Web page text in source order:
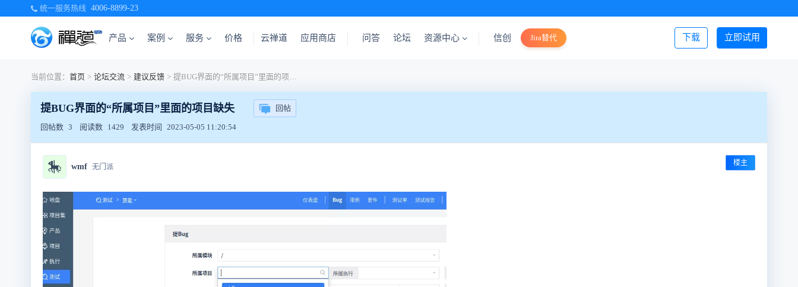
统一服务热线 4006-8899-23
产品 案例 服务 价格 立即试用
下载
云禅道 应用商店 问答 论坛 资源中心 信创 Jira替代 登录/注册
当前位置： 首页 > 论坛交流 > 建议反馈 > 提BUG界面的“所属项目”里面的项目缺失
提BUG界面的“所属项目”里面的项目缺失 回帖
回帖数 3 阅读数 1429 发表时间 2023-05-05 11:20:54
🎠 wmf 无门派 楼主